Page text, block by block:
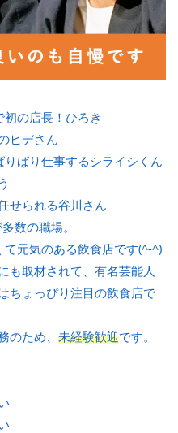
初の店長！ひろき
ヒデさん
りばり仕事するシライシくん
せられる谷川さん
数の職場。
元気のある飲食店です(^-^)
も取材されて、有名芸能人
ちょっぴり注目の飲食店で
のため、 未経験歓迎です。